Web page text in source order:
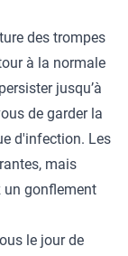
des trompes
à la normale
jusqu’à
de garder la
d'infection. Les
mais
un gonflement
le jour de